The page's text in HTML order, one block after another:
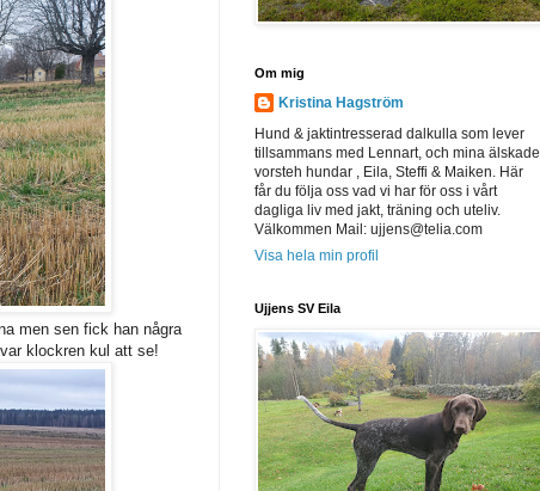
men sen fick han några
klockren kul att se!
Om mig
Kristina Hagström
Hund & jaktintresserad dalkulla som lever
tillsammans med Lennart, och mina älskade
vorsteh hundar , Eila, Steffi & Maiken. Här
får du följa oss vad vi har för oss i vårt
dagliga liv med jakt, träning och uteliv.
Välkommen Mail: ujjens@telia.com
Visa hela min profil
Ujjens SV Eila